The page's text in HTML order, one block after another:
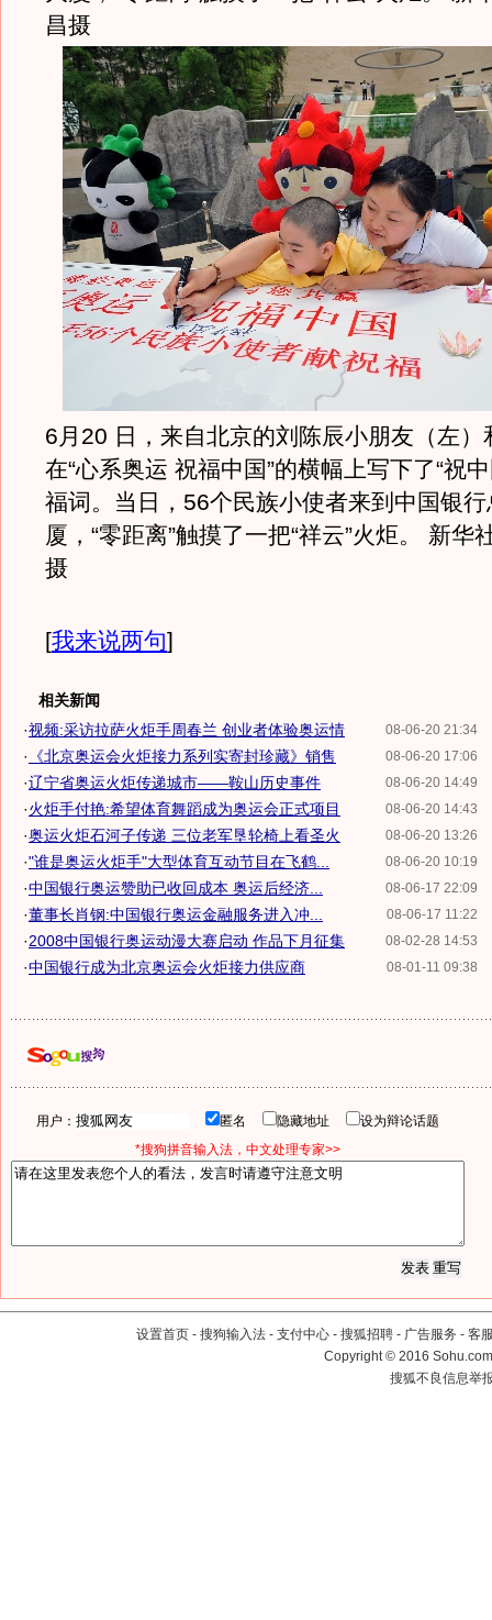
昌摄
6月20 日，来自北京的刘陈辰小朋友（左）
在“心系奥运 祝福中国”的横幅上写下了“祝
福词。当日，56个民族小使者来到中国银
厦，“零距离”触摸了一把“祥云”火炬。 新华
摄
[我来说两句]
相关新闻
08-06-20 21:34
·视频:采访拉萨火炬手周春兰 创业者体验奥运情
08-06-20 17:06
· 《北京奥运会火炬接力系列实寄封珍藏》销售
08-06-20 14:49
·辽宁省奥运火炬传递城市——鞍山历史事件
08-06-20 14:43
·火炬手付艳:希望体育舞蹈成为奥运会正式项目
08-06-20 13:26
·奥运火炬石河子传递 三位老军垦轮椅上看圣火
08-06-20 10:19
·"谁是奥运火炬手"大型体育互动节目在飞鹤...
08-06-17 22:09
·中国银行奥运赞助已收回成本 奥运后经济...
08-06-17 11:22
·董事长肖钢:中国银行奥运金融服务进入冲...
08-02-28 14:53
·2008中国银行奥运动漫大赛启动 作品下月征集
08-01-11 09:38
·中国银行成为北京奥运会火炬接力供应商
用户： 匿名 隐藏地址
设为辩论话题
*搜狗拼音输入法，中文处理专家>>
设置首页 - 搜狗输入法 - 支付中心 - 搜狐招聘 - 广告服务 - 客
Copyright©2016
搜狐不良信息举